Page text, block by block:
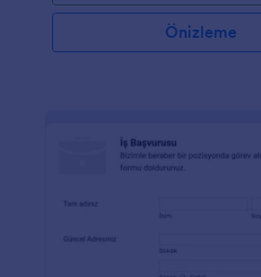
Önizleme